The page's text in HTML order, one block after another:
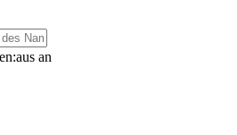
aus an